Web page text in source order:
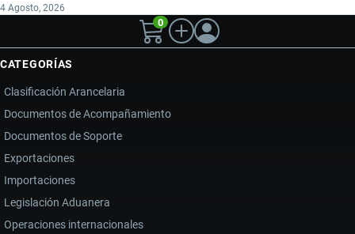
4 Agosto, 2026
0
CATEGORÍAS
Clasificación Arancelaria
Documentos de Acompañamiento
Documentos de Soporte
Exportaciones
Importaciones
Legislación Aduanera
Operaciones internacionales